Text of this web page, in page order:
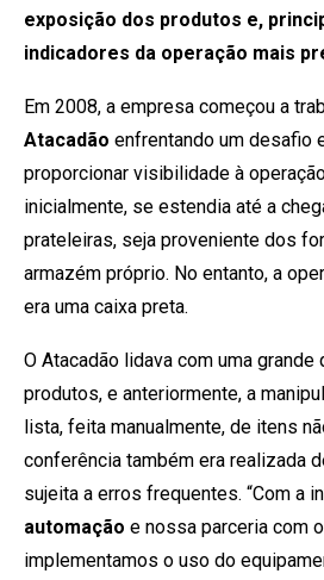
exposição dos produtos e,
indicadores da operação mais
Em 2008, a empresa começou a
Atacadão enfrentando um desafio
proporcionar visibilidade à
inicialmente, se estendia até a
prateleiras, seja proveniente dos
armazém próprio. No entanto, a
era uma caixa preta.
O Atacadão lidava com uma grande
produtos, e anteriormente, a
lista, feita manualmente, de itens
conferência também era realizada
sujeita a erros frequentes. “Com a
automação e nossa parceria com o
implementamos o uso do